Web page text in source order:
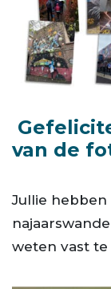
van de
Jullie hebben
weten vast te